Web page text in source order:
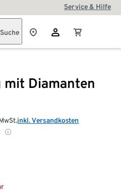
Service & Hilfe
Suche
mit Diamanten
inkl. Versandkosten